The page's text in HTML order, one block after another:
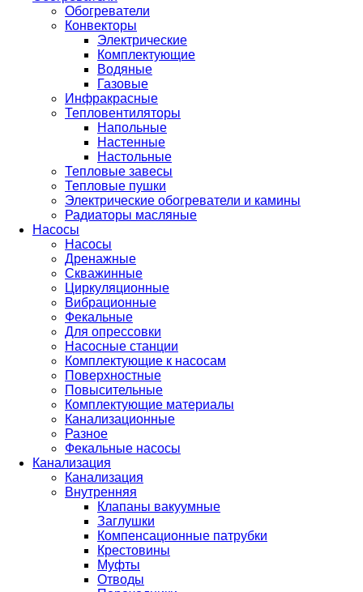
Обогреватели
Конвекторы
Электрические
Комплектующие
Водяные
Газовые
Инфракрасные
Тепловентиляторы
Напольные
Настенные
Настольные
Тепловые завесы
Тепловые пушки
Электрические обогреватели и камины
Радиаторы масляные
Насосы
Насосы
Дренажные
Скважинные
Циркуляционные
Вибрационные
Фекальные
Для опрессовки
Насосные станции
Комплектующие к насосам
Поверхностные
Повысительные
Комплектующие материалы
Канализационные
Разное
Фекальные насосы
Канализация
Канализация
Внутренняя
Клапаны вакуумные
Заглушки
Компенсационные патрубки
Крестовины
Муфты
Отводы